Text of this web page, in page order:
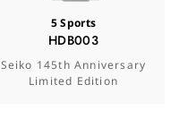
5 Sports
HDB003
Seiko 145th Anniversary
Limited Edition